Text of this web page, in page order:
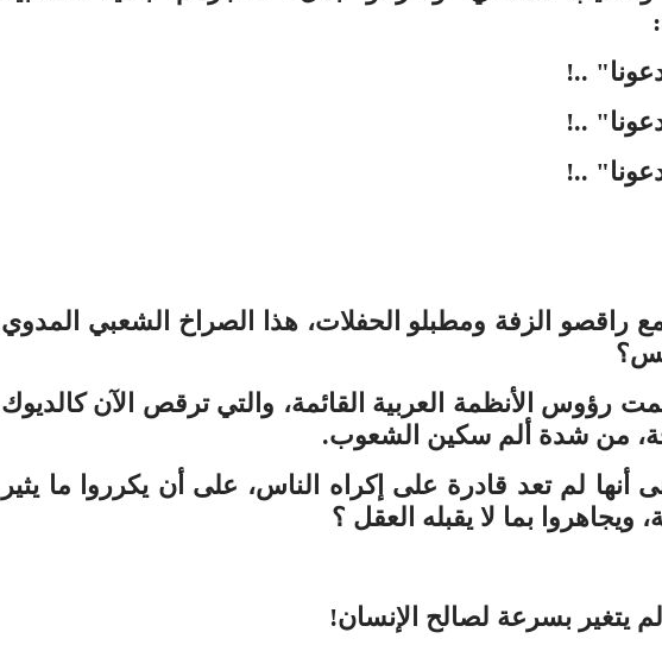
..!
..!
..!
راقصو الزفة ومطبلو الحفلات، هذا الصراخ الشعبي المدوي
رؤوس الأنظمة العربية القائمة، والتي ترقص الآن كالديوك
من شدة ألم سكين الشعوب.
أنها لم تعد قادرة على إكراه الناس، على أن يكرروا ما يثير
ويجاهروا بما لا يقبله العقل ؟
يتغير بسرعة لصالح الإنسان!